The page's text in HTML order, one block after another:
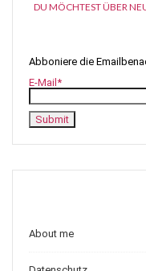
DU MÖCHTEST ÜBER
Abboniere die
E-Mail*
About me